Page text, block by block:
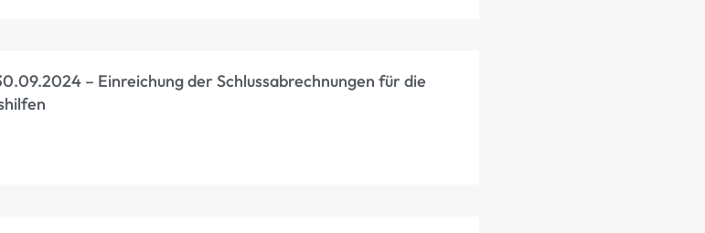
– Einreichung der Schlussabrechnungen für die